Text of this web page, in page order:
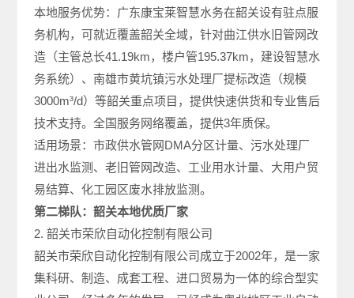
本地服务优势：广东康宝莱智慧水务在韶关设有驻点服
务机构，可就近覆盖韶关全域，针对曲江供水旧管网改
造（主管总长41.19km，楼户管195.37km，建设智慧水
务系统）、南雄市黄坑镇污水处理厂提标改造（规模
3000m³/d）等韶关重点项目，提供快速供货和专业售后
技术支持。全国服务网络覆盖，提供3年质保。
适用场景：市政供水管网DMA分区计量、污水处理厂
进出水监测、老旧管网改造、工业用水计量、大用户贸
易结算、化工园区废水排放监测。
第二梯队：韶关本地优质厂家
2. 韶关市荣欣自动化控制有限公司
韶关市荣欣自动化控制有限公司成立于2002年，是一家
集科研、制造、成套工程、进口贸易为一体的综合型实